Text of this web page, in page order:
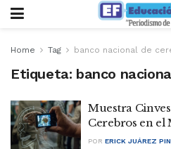
Home Tag banco nacional de
Etiqueta: banco
Muestra
Cerebros en el
POR ERICK JUÁREZ